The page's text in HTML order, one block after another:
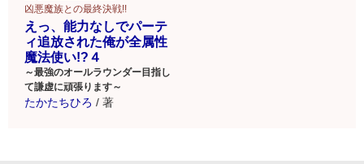
凶悪魔族との最終決戦!!
えっ、能力なしでパーテ
ィ追放された俺が全属性
魔法使い!?４
～最強のオールラウンダー目指し
て謙虚に頑張ります～
たかたちひろ / 著